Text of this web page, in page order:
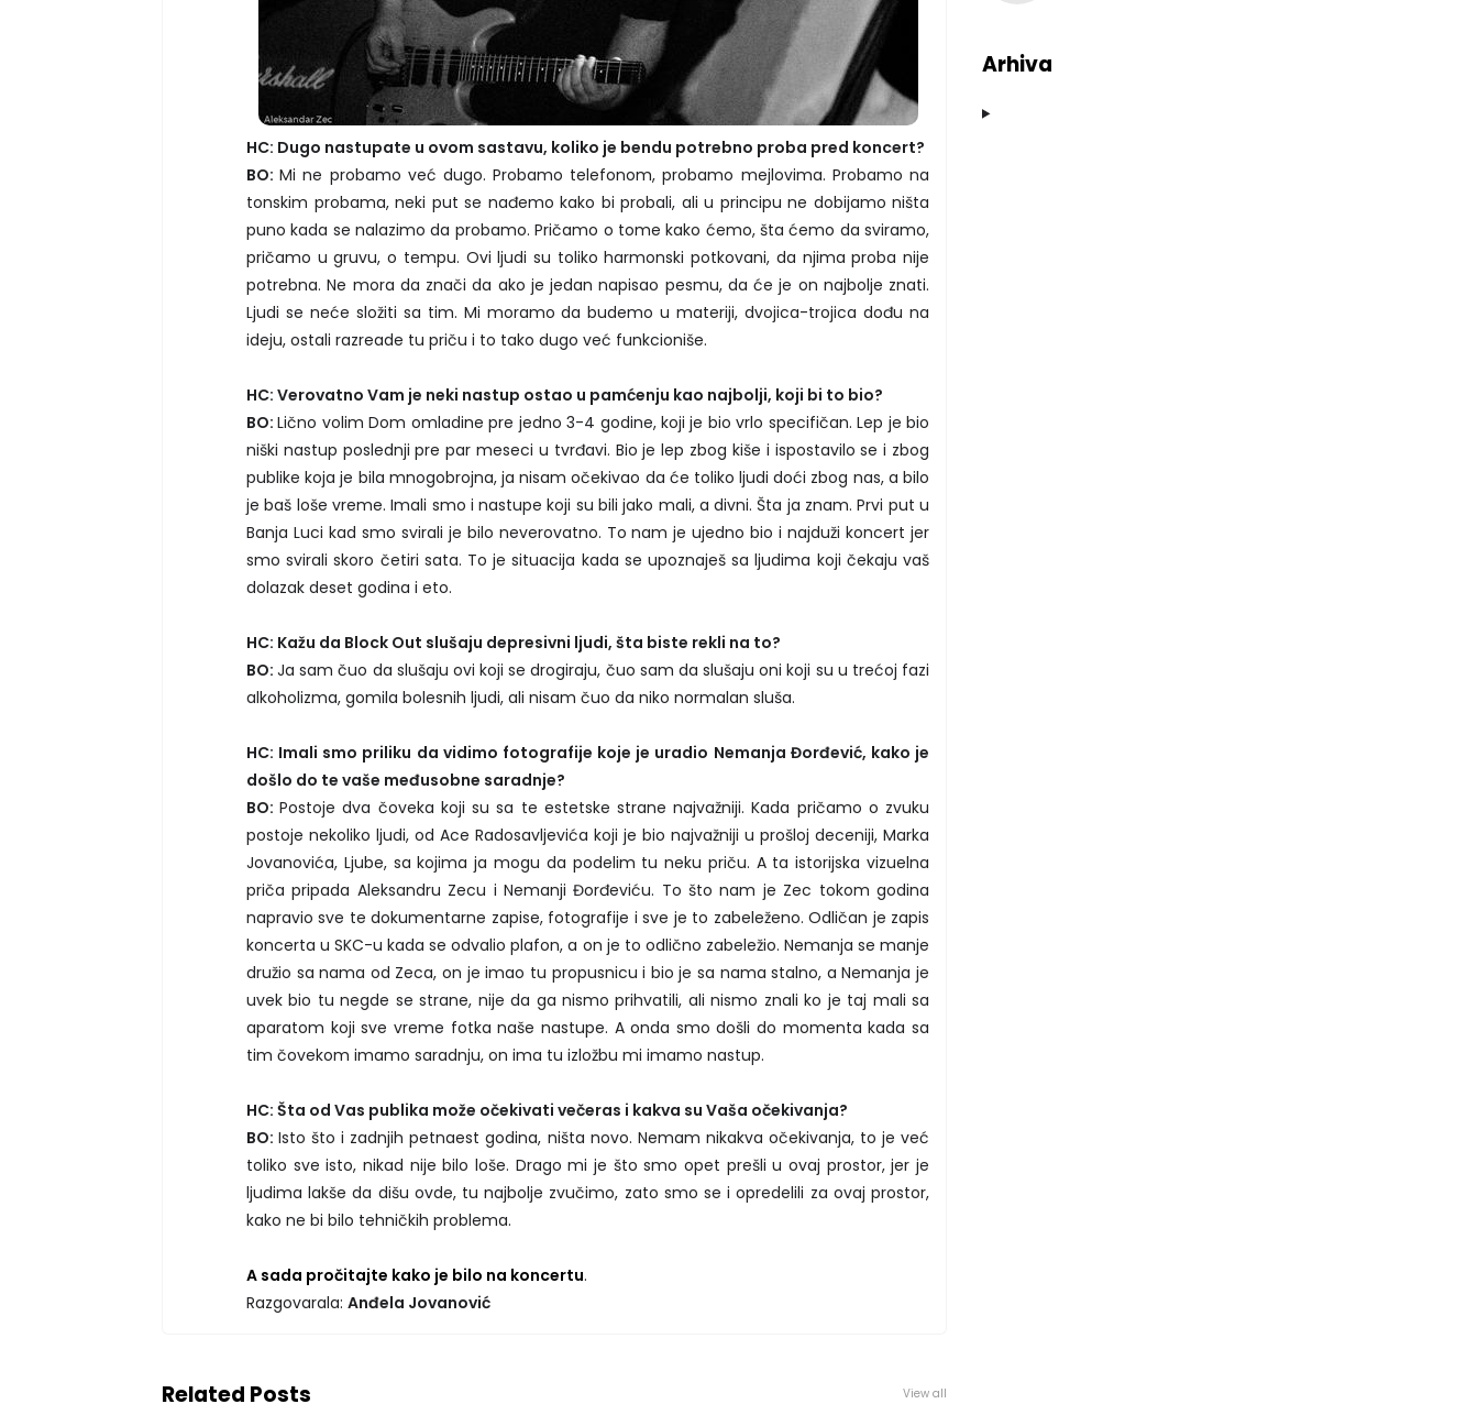
HC: Dugo nastupate u ovom sastavu, koliko je bendu potrebno proba pred koncert?
BO:Mi ne probamo već dugo. Probamo telefonom, probamo mejlovima. Probamo na
tonskim probama, neki put se nađemo kako bi probali, ali u principu ne dobijamo ništa
puno kada se nalazimo da probamo. Pričamo o tome kako ćemo, šta ćemo da sviramo,
pričamo u gruvu, o tempu. Ovi ljudi su toliko harmonski potkovani, da njima proba nije
potrebna. Ne mora da znači da ako je jedan napisao pesmu, da će je on najbolje znati.
Ljudi se neće složiti sa tim. Mi moramo da budemo u materiji, dvojica-trojica dođu na
ideju, ostali razreade tu priču i to tako dugo već funkcioniše.
HC: Verovatno Vam je neki nastup ostao u pamćenju kao najbolji, koji bi to bio?
BO:Lično volim Dom omladine pre jedno 3-4 godine, koji je bio vrlo specifičan. Lep je bio
niški nastup poslednji pre par meseci u tvrđavi. Bio je lep zbog kiše i ispostavilo se i zbog
publike koja je bila mnogobrojna, ja nisam očekivao da će toliko ljudi doći zbog nas, a bilo
je baš loše vreme. Imali smo i nastupe koji su bili jako mali, a divni. Šta ja znam. Prvi put u
Banja Luci kad smo svirali je bilo neverovatno. To nam je ujedno bio i najduži koncert jer
smo svirali skoro četiri sata. To je situacija kada se upoznaješ sa ljudima koji čekaju vaš
dolazak deset godina i eto.
HC: Kažu da Block Out slušaju depresivni ljudi, šta biste rekli na to?
BO:Ja sam čuo da slušaju ovi koji se drogiraju, čuo sam da slušaju oni koji su u trećoj fazi
alkoholizma, gomila bolesnih ljudi, ali nisam čuo da niko normalan sluša.
HC: Imali smo priliku da vidimo fotografije koje je uradio Nemanja Đorđević, kako je
došlo do te vaše međusobne saradnje?
BO:Postoje dva čoveka koji su sa te estetske strane najvažniji. Kada pričamo o zvuku
postoje nekoliko ljudi, od Ace Radosavljevića koji je bio najvažniji u prošloj deceniji, Marka
Jovanovića, Ljube, sa kojima ja mogu da podelim tu neku priču. A ta istorijska vizuelna
priča pripada Aleksandru Zecu i Nemanji Đorđeviću. To što nam je Zec tokom godina
napravio sve te dokumentarne zapise, fotografije i sve je to zabeleženo. Odličan je zapis
koncerta u SKC-u kada se odvalio plafon, a on je to odlično zabeležio. Nemanja se manje
družio sa nama od Zeca, on je imao tu propusnicu i bio je sa nama stalno, a Nemanja je
uvek bio tu negde se strane, nije da ga nismo prihvatili, ali nismo znali ko je taj mali sa
aparatom koji sve vreme fotka naše nastupe. A onda smo došli do momenta kada sa
tim čovekom imamo saradnju, on ima tu izložbu mi imamo nastup.
HC: Šta od Vas publika može očekivati večeras i kakva su Vaša očekivanja?
BO:Isto što i zadnjih petnaest godina, ništa novo. Nemam nikakva očekivanja, to je već
toliko sve isto, nikad nije bilo loše. Drago mi je što smo opet prešli u ovaj prostor, jer je
ljudima lakše da dišu ovde, tu najbolje zvučimo, zato smo se i opredelili za ovaj prostor,
kako ne bi bilo tehničkih problema.
A sada pročitajte kako je bilo na koncertu.
Razgovarala: Anđela Jovanović
Related Posts View all
Arhiva